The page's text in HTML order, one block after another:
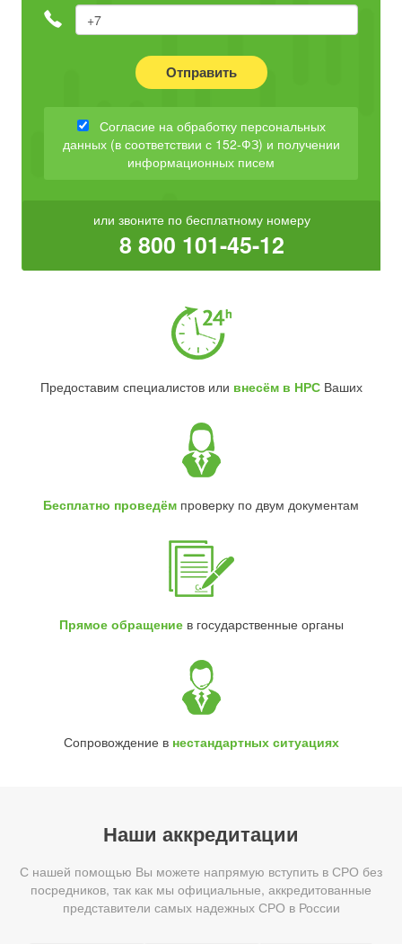
Отправить
Согласие на обработку персональных
данных (в соответствии с 152-ФЗ) и получении
информационных писем
или звоните по бесплатному номеру
8 800 101-45-12
Предоставим специалистов или внесём в НРСВаших
Бесплатно проведём проверку по двум документам
Прямое обращениев государственные органы
Сопровождение в нестандартных ситуациях
Наши аккредитации
С нашей помощью Вы можете напрямую вступить в СРО без
посредников, так как мы официальные, аккредитованные
представители самых надежных СРО в России